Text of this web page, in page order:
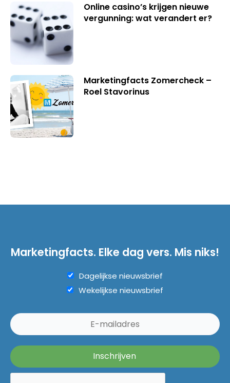
Online casino’s krijgen nieuwe
vergunning: wat verandert er?
Marketingfacts Zomercheck –
Roel Stavorinus
Marketingfacts. Elke dag vers. Mis niks!
Dagelijkse nieuwsbrief
Wekelijkse nieuwsbrief